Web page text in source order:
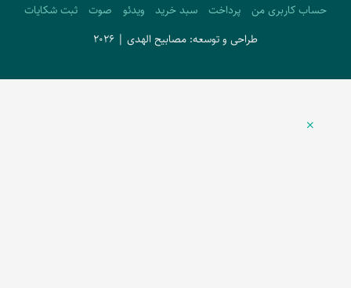
حساب کاربری من پرداخت سبد خرید ویدئو صوت
ثبت شکایات
طراحی و توسعه: مصابیح الهدی | 2026